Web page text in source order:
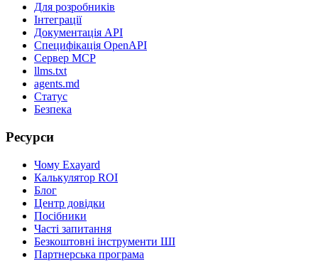
Для розробників
Інтеграції
Документація API
Специфікація OpenAPI
Сервер MCP
llms.txt
agents.md
Статус
Безпека
Ресурси
Чому Exayard
Калькулятор ROI
Блог
Центр довідки
Посібники
Часті запитання
Безкоштовні інструменти ШІ
Партнерська програма